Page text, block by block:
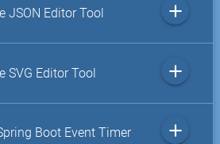
JSON Editor Tool add
SVG Editor Tool add
Boot Event Timer add